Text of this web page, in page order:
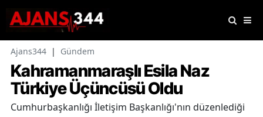
Ajans344 | Gündem
Kahramanmaraşlı Esila Naz
Türkiye Üçüncüsü Oldu
Cumhurbaşkanlığı İletişim Başkanlığı'nın düzenlediği